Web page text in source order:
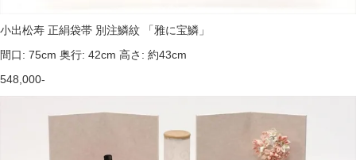
小出松寿 正絹袋帯 別注鱗紋 「雅に宝鱗」
間口: 75cm 奥行: 42cm 高さ: 約43cm
548,000-